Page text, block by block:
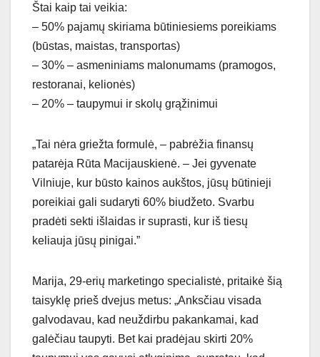
Štai kaip tai veikia:
– 50% pajamų skiriama būtiniesiems poreikiams
(būstas, maistas, transportas)
– 30% – asmeniniams malonumams (pramogos,
restoranai, kelionės)
– 20% – taupymui ir skolų grąžinimui
„Tai nėra griežta formulė, – pabrėžia finansų
patarėja Rūta Macijauskienė. – Jei gyvenate
Vilniuje, kur būsto kainos aukštos, jūsų būtinieji
poreikiai gali sudaryti 60% biudžeto. Svarbu
pradėti sekti išlaidas ir suprasti, kur iš tiesų
keliauja jūsų pinigai.”
Marija, 29-erių marketingo specialistė, pritaikė šią
taisyklę prieš dvejus metus: „Anksčiau visada
galvodavau, kad neuždirbu pakankamai, kad
galėčiau taupyti. Bet kai pradėjau skirti 20%